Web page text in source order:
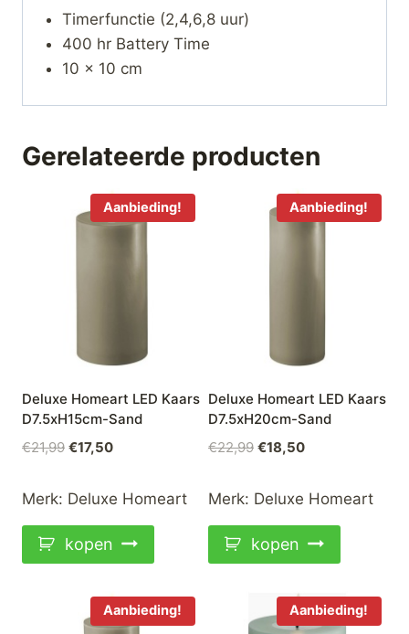
Timerfunctie (2,4,6,8 uur)
400 hr Battery Time
10 x 10 cm
Gerelateerde producten
Aanbieding!
Deluxe Homeart LED Kaars
D7.5xH15cm-Sand
€21,99 Oorspronkelijke
was:
€17,50Huidige
is:
Merk: Deluxe Homeart
kopen
Aanbieding!
Deluxe Homeart LED Kaars
D7.5xH20cm-Sand
€22,99 Oorspronkelijke
was:
€18,50Huidige
is:
Merk: Deluxe Homeart
kopen
Aanbieding! Aanbieding!